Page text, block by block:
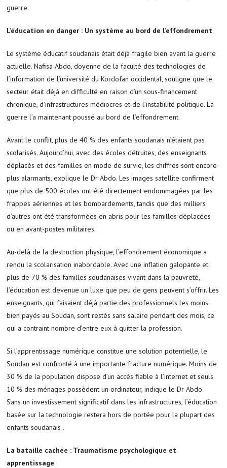
guerre.
L’éducation en danger : Un système au bord de l’effondrement
Le système éducatif soudanais était déjà fragile bien avant la guerre
actuelle. Nafisa Abdo, doyenne de la faculté des technologies de
l’information de l’université du Kordofan occidental, souligne que le
secteur était déjà en difficulté en raison d’un sous-financement
chronique, d’infrastructures médiocres et de l’instabilité politique. La
guerre l’a maintenant poussé au bord de l’effondrement.
Avant le conflit, plus de 40 % des enfants soudanais n’étaient pas
scolarisés. Aujourd’hui, avec des écoles détruites, des enseignants
déplacés et des familles en mode de survie, les chiffres sont encore
plus alarmants, explique le Dr Abdo. Les images satellite confirment
que plus de 500 écoles ont été directement endommagées par les
frappes aériennes et les bombardements, tandis que des milliers
d’autres ont été transformées en abris pour les familles déplacées
ou en avant-postes militaires.
Au-delà de la destruction physique, l’effondrement économique a
rendu la scolarisation inabordable. Avec une inflation galopante et
plus de 70 % des familles soudanaises vivant dans la pauvreté,
l’éducation est devenue un luxe que peu de gens peuvent s’offrir. Les
enseignants, qui faisaient déjà partie des professionnels les moins
bien payés au Soudan, sont restés sans salaire pendant des mois, ce
qui a contraint nombre d’entre eux à quitter la profession.
Si l’apprentissage numérique constitue une solution potentielle, le
Soudan est confronté à une importante fracture numérique. Moins de
30 % de la population dispose d’un accès fiable à l’internet et seuls
10 % des ménages possèdent un ordinateur, indique le Dr Abdo.
Sans un investissement significatif dans les infrastructures, l’éducation
basée sur la technologie restera hors de portée pour la plupart des
enfants soudanais .
La bataille cachée : Traumatisme psychologique et
apprentissage